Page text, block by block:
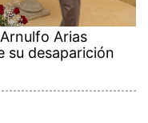
Arias
su desaparición